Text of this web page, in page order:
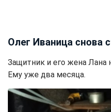
Олег Иваница снова
Защитник и его жена
Ему уже два месяца.